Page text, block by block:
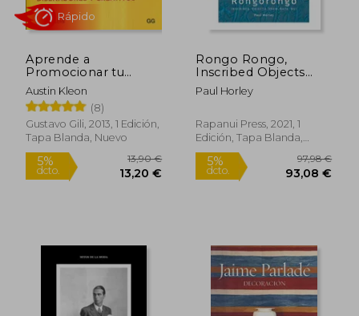
Aprende a
Promocionar tu
Trabajo
Austin Kleon
(8)
Gustavo Gili, 2013, 1 Edición,
Tapa Blanda, Nuevo
Rápido
Rongo Rongo,
Inscribed Objects
from Rapa Nui (en
Inglés)
Paul Horley
Rapanui Press, 2021, 1
Edición, Tapa Blanda,
Nuevo
5%